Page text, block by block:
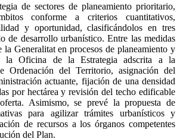
de sectores de planeamiento prioritario,
conforme a criterios cuantitativos,
y oportunidad, clasificándolos en tres
de desarrollo urbanístico. Entre las medidas
la Generalitat en procesos de planeamiento y
la Oficina de la Estrategia adscrita a la
Ordenación del Territorio, asignación del
actuante, fijación de una densidad
por hectárea y revisión del techo edificable
Asimismo, se prevé la propuesta de
para agilizar trámites urbanísticos y
de recursos a los órganos competentes
del Plan.